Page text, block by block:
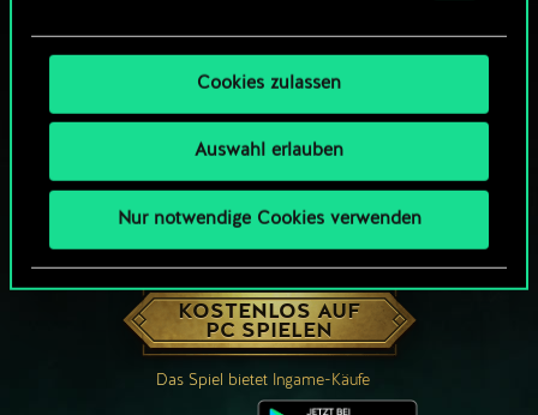
Cookies zulassen
Auswahl erlauben
Nur notwendige Cookies verwenden
WIE WÄR’S MIT EINER RUNDE GWENT?
KOSTENLOS AUF
PC SPIELEN
Das Spiel bietet Ingame-Käufe